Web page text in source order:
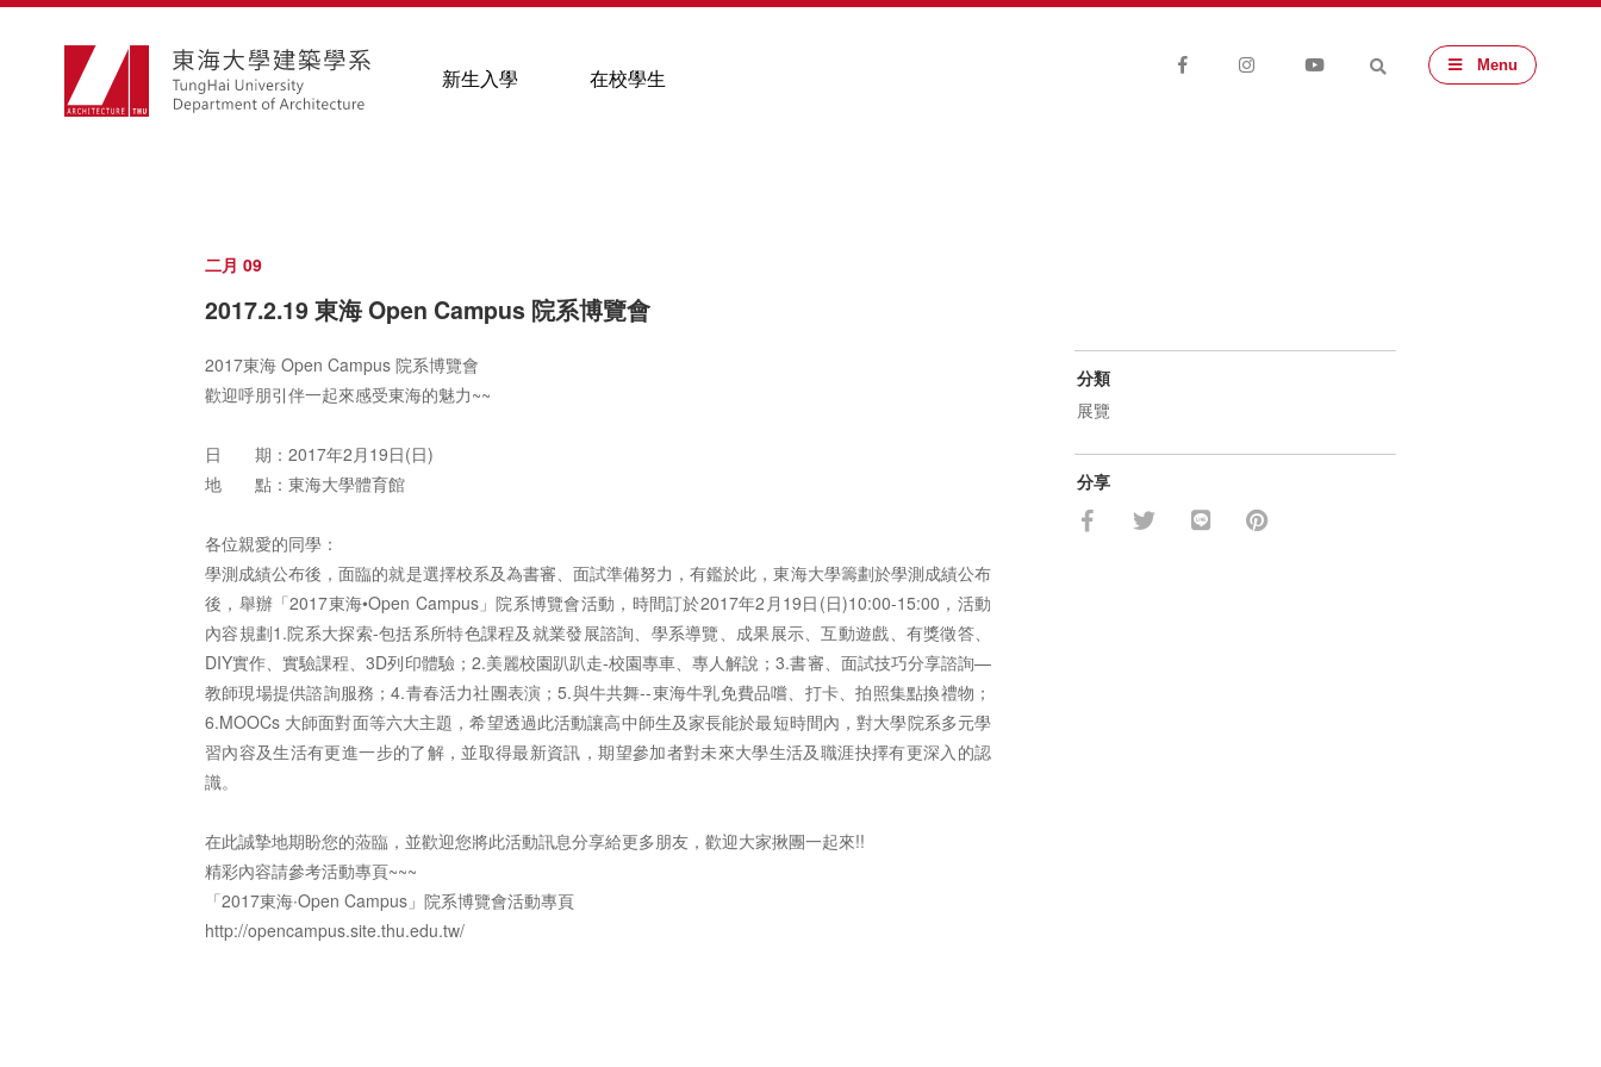
新生入學 在校學生 Menu
二月 09
2017.2.19 東海 Open Campus 院系博覽會
2017東海 Open Campus 院系博覽會
歡迎呼朋引伴一起來感受東海的魅力~~
日 期：2017年2月19日(日)
地 點：東海大學體育館
各位親愛的同學：
學測成績公布後，面臨的就是選擇校系及為書審、面試準備努力，有鑑於此，東海大學籌劃於學測成績公布
後，舉辦「2017東海•Open Campus」院系博覽會活動，時間訂於2017年2月19日(日)10:00-15:00，活動
內容規劃1.院系大探索-包括系所特色課程及就業發展諮詢、學系導覽、成果展示、互動遊戲、有獎徵答、
DIY實作、實驗課程、3D列印體驗；2.美麗校園趴趴走-校園專車、專人解說；3.書審、面試技巧分享諮詢—
教師現場提供諮詢服務；4.青春活力社團表演；5.與牛共舞--東海牛乳免費品嚐、打卡、拍照集點換禮物；
6.MOOCs 大師面對面等六大主題，希望透過此活動讓高中師生及家長能於最短時間內，對大學院系多元學
習內容及生活有更進一步的了解，並取得最新資訊，期望參加者對未來大學生活及職涯抉擇有更深入的認
識。
在此誠摯地期盼您的蒞臨，並歡迎您將此活動訊息分享給更多朋友，歡迎大家揪團一起來!!
精彩內容請參考活動專頁~~~
「2017東海∙Open Campus」院系博覽會活動專頁
http://opencampus.site.thu.edu.tw/
分類
展覽
分享